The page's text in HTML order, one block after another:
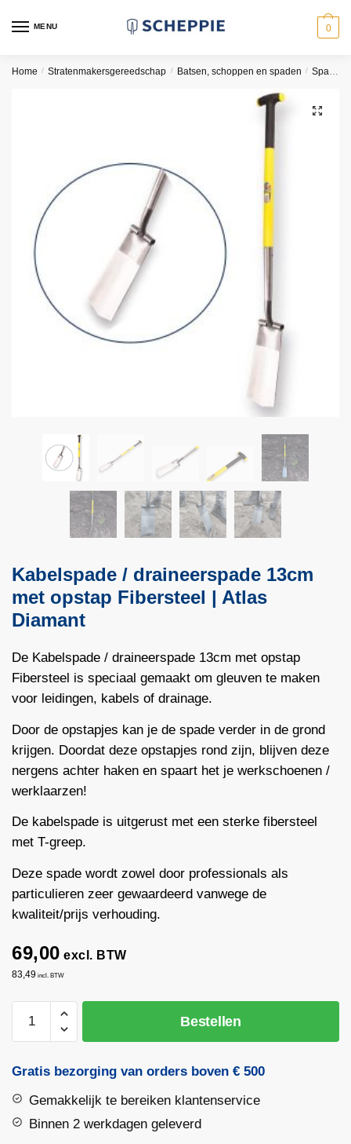
MENU 0
Home / Stratenmakersgereedschap / Batsen, schoppen en spaden / Spaden
🔍
Kabelspade / draineerspade 13cm
met opstap Fibersteel | Atlas
Diamant
De Kabelspade / draineerspade 13cm met opstap
Fibersteel is speciaal gemaakt om gleuven te maken
voor leidingen, kabels of drainage.
Door de opstapjes kan je de spade verder in de grond
krijgen. Doordat deze opstapjes rond zijn, blijven deze
nergens achter haken en spaart het je werkschoenen /
werklaarzen!
De kabelspade is uitgerust met een sterke fibersteel
met T-greep.
Deze spade wordt zowel door professionals als
particulieren zeer gewaardeerd vanwege de
kwaliteit/prijs verhouding.
69,00 excl. BTW
83,49 incl. BTW
Kabelspade
13cm
opstap
Fibersteel
Bestellen
Gratis bezorging van orders boven € 500
Gemakkelijk te bereiken klantenservice
Binnen 2 werkdagen geleverd